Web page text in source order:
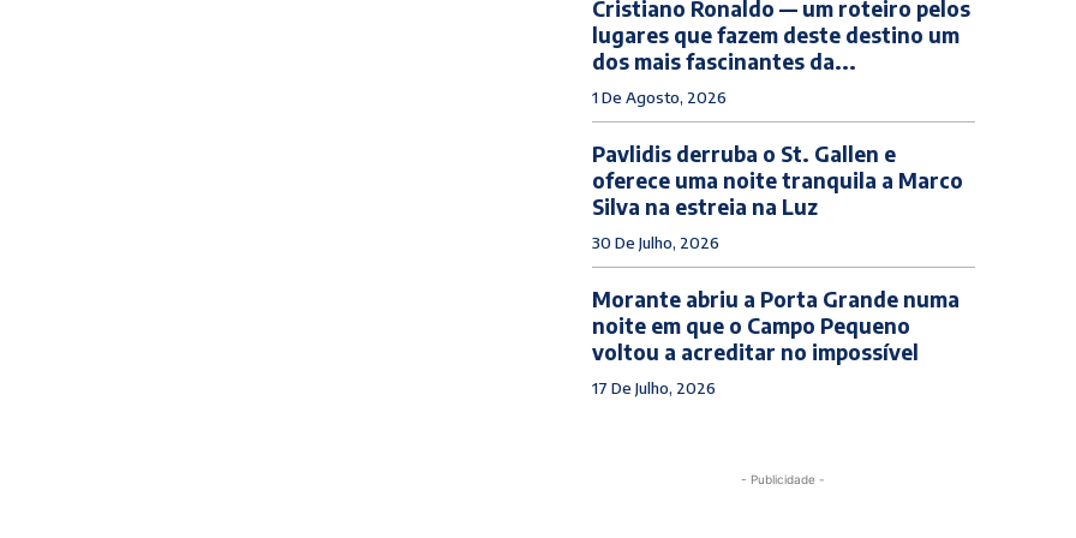
Cristiano Ronaldo — um roteiro pelos
lugares que fazem deste destino um
dos mais fascinantes da...
1 De Agosto, 2026
Pavlidis derruba o St. Gallen e
oferece uma noite tranquila a Marco
Silva na estreia na Luz
30 De Julho, 2026
Morante abriu a Porta Grande numa
noite em que o Campo Pequeno
voltou a acreditar no impossível
17 De Julho, 2026
- Publicidade -